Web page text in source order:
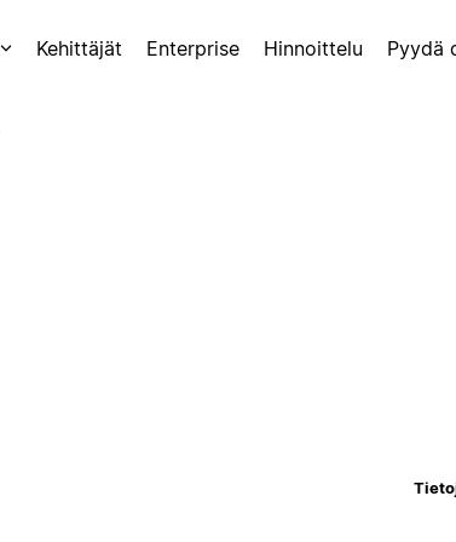
Kehittäjät Enterprise Hinnoittelu Pyydä